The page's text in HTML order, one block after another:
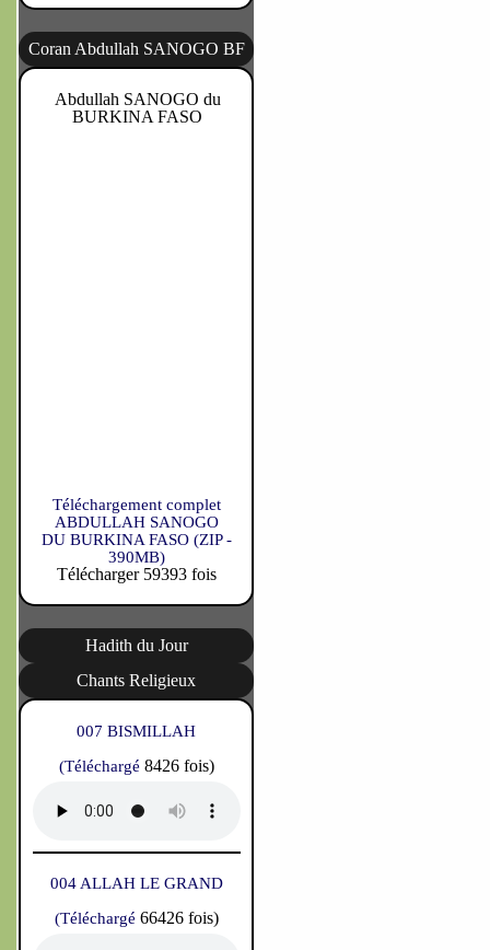
Coran Abdullah SANOGO BF
Abdullah SANOGO du
BURKINA FASO
Téléchargement complet
ABDULLAH SANOGO
DU BURKINA FASO (ZIP -
390MB)
Télécharger 59393 fois
Hadith du Jour
Chants Religieux
007 BISMILLAH
(Téléchargé 8426 fois)
004 ALLAH LE GRAND
(Téléchargé 66426 fois)